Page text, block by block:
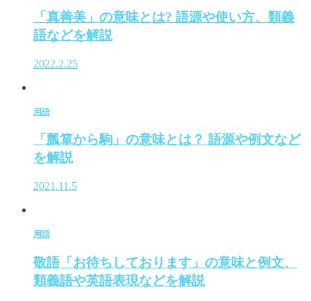
「真善美」の意味とは? 語源や使い方、類義
語などを解説
2022.2.25
用語
「瓢箪から駒」の意味とは？ 語源や例文など
を解説
2021.11.5
用語
敬語「お待ちしております」の意味と例文、
類義語や英語表現などを解説